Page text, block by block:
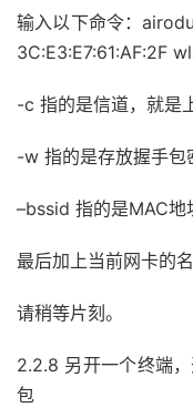
输入以下命令：
3C:E3:E7:61:AF:2F
-c 指的是信道，就是
-w 指的是存放握手包
–bssid 指的是MAC地
最后加上当前网卡的名
请稍等片刻。
2.2.8 另开一个终端
包